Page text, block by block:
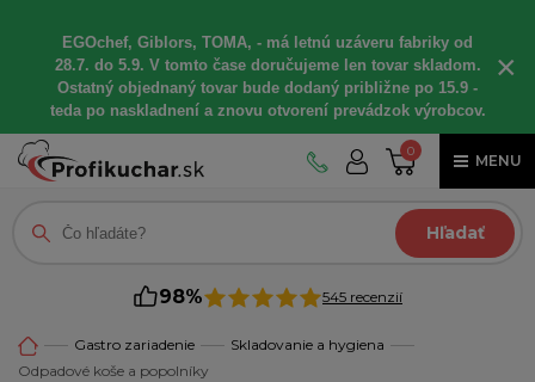
EGOchef, Giblors, TOMA, - má letnú uzáveru fabriky od
28.7. do 5.9. V tomto čase doručujeme len tovar skladom.
Ostatný objednaný tovar bude dodaný približne po 15.9 -
teda po naskladnení a znovu otvorení prevádzok výrobcov.
×
0
MENU
Hľadať
98% 545 recenzií
Gastro zariadenie
Skladovanie a hygiena
Odpadové koše a popolníky